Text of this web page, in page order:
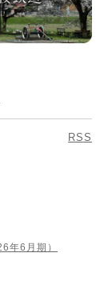
RSS
年6月期）